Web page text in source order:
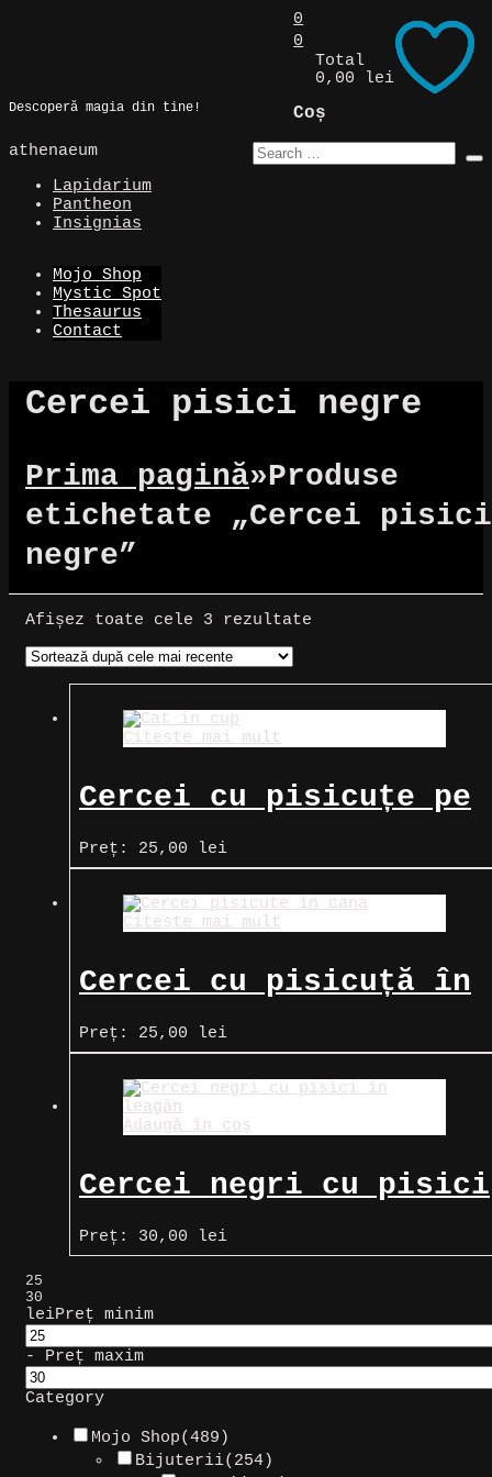
Descoperă magia din tine!
0
0
Total
0,00 lei
Coș
athenaeum
Lapidarium
Pantheon
Insignias
Mojo Shop
Mystic Spot
Thesaurus
Contact
Cercei pisici negre
Prima pagină»Produse
etichetate „Cercei pisici
negre”
Afișez toate cele 3 rezultate
Citește mai mult
Cercei cu pisicuțe pe
ceșcuță
Preț: 25,00 lei
Citește mai mult
Cercei cu pisicuță în
cană
Preț: 25,00 lei
Adaugă în coș
Cercei negri cu pisici
în leagăn
Preț: 30,00 lei
25
30
leiPreț minim
- Preț maxim
Category
Mojo Shop(489)
Bijuterii(254)